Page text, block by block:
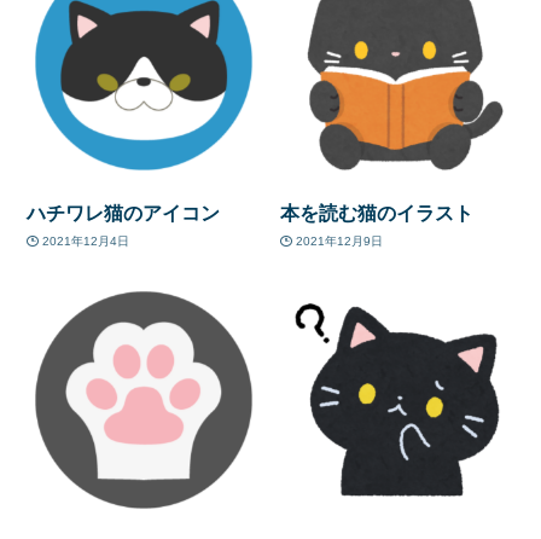
ハチワレ猫のアイコン
2021年12月4日
本を読む猫のイラスト
2021年12月9日